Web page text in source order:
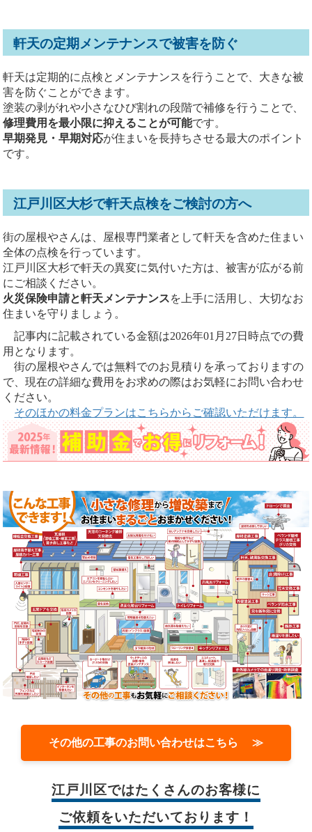
軒天の定期メンテナンスで被害を防ぐ
軒天は定期的に点検とメンテナンスを行うことで、大きな被
害を防ぐことができます。
塗装の剥がれや小さなひび割れの段階で補修を行うことで、
修理費用を最小限に抑えることが可能です。
早期発見・早期対応が住まいを長持ちさせる最大のポイント
です。
江戸川区大杉で軒天点検をご検討の方へ
街の屋根やさんは、屋根専門業者として軒天を含めた住まい
全体の点検を行っています。
江戸川区大杉で軒天の異変に気付いた方は、被害が広がる前
にご相談ください。
火災保険申請と軒天メンテナンスを上手に活用し、大切なお
住まいを守りましょう。
記事内に記載されている金額は2026年01月27日時点での費
用となります。
街の屋根やさんでは無料でのお見積りを承っておりますの
で、現在の詳細な費用をお求めの際はお気軽にお問い合わせ
ください。
そのほかの料金プランはこちらからご確認いただけます。
その他の工事のお問い合わせはこちら ≫
江戸川区ではたくさんのお客様に
ご依頼をいただいております！